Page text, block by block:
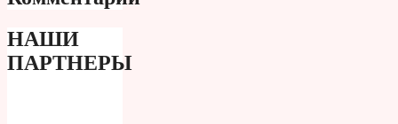
НАШИ
ПАРТНЕРЫ